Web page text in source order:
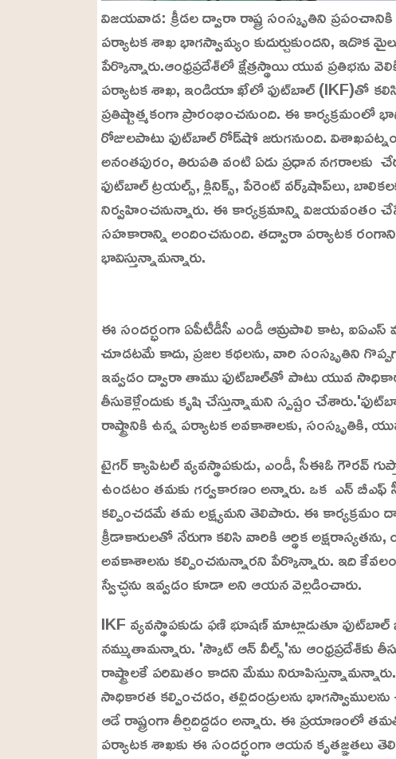
విజయవాడ: క్రీడల ద్వారా రాష్ట్ర సంస్కృతిని
పర్యాటక శాఖ భాగస్వామ్యం కుదుర్చుకుందని,
పేర్కొన్నారు.ఆంధ్రప్రదేశ్‌లో క్షేత్రస్థాయి యువ ప్రతిభను
పర్యాటక శాఖ, ఇండియా ఖేలో ఫుట్‌బాల్ (IKF)తో కలిసి
ప్రతిష్టాత్మకంగా ప్రారంభించనుంది. ఈ
రోజులపాటు ఫుట్‌బాల్ రోడ్‌షో జరుగనుంది.
అనంతపురం, తిరుపతి వంటి ఏడు ప్రధాన నగరాలకు
ఫుట్‌బాల్ ట్రయల్స్, క్లినిక్స్, పేరెంట్ వర్క్‌షాప్‌లు,
నిర్వహించనున్నారు. ఈ కార్యక్రమాన్ని విజయవంతం
సహకారాన్ని అందించనుంది. తద్వారా పర్యాటక
భావిస్తున్నామన్నారు.
n
u
t
e
a
d
d
2
4
.
6
3
%
ఈ సందర్భంగా ఏపీటీడీసీ ఎండీ ఆమ్రపాలి కాట, ఐఏఎస్
చూడటమే కాదు, ప్రజల కథలను, వారి సంస్కృతిని
ఇవ్వడం ద్వారా తాము ఫుట్‌బాల్‌తో పాటు యువ
తీసుకెళ్లేందుకు కృషి చేస్తున్నామని స్పష్టం
రాష్ట్రానికి ఉన్న పర్యాటక అవకాశాలకు, సంస్కృతికి,
టైగర్ క్యాపిటల్ వ్యవస్థాపకుడు, ఎండీ, సీఈఓ గౌరవ్
ఉండటం తమకు గర్వకారణం అన్నారు. ఒక ఎన్ బీఎఫ్
కల్పించడమే తమ లక్ష్యమని తెలిపారు. ఈ కార్యక్రమం
క్రీడాకారులతో నేరుగా కలిసి వారికి ఆర్థిక
అవకాశాలను కల్పించనున్నారని పేర్కొన్నారు. ఇది
స్వేచ్ఛను ఇవ్వడం కూడా అని ఆయన వెల్లడించారు.
IKF వ్యవస్థాపకుడు ఫణి భూషణ్ మాట్లాడుతూ
నమ్ముతామన్నారు. 'స్కౌట్ ఆన్ వీల్స్'ను
రాష్ట్రాలకే పరిమితం కాదని మేము
సాధికారత కల్పించడం, తల్లిదండ్రులను
ఆడే రాష్ట్రంగా తీర్చిదిద్దడం అన్నారు. ఈ ప్రయాణంలో
పర్యాటక శాఖకు ఈ సందర్భంగా ఆయన కృతజ్ఞతలు